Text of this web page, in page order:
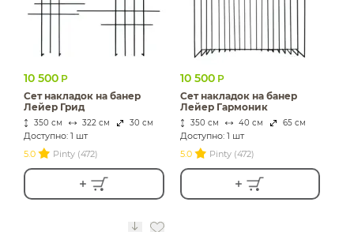
10 500 Р
Сет накладок на банер
Лейер Грид
350 см 322 см 30 см
Доступно: 1 шт
5.0
Pinty (472)
10 500 Р
Сет накладок на банер
Лейер Гармоник
350 см 40 см 65 см
Доступно: 1 шт
5.0
Pinty (472)